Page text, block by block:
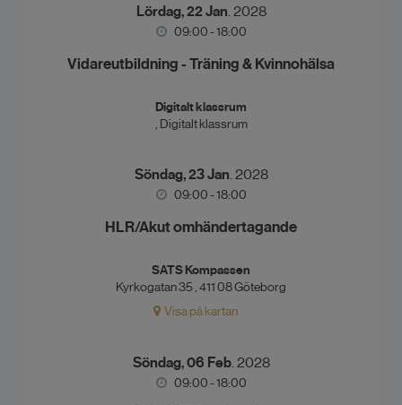
Lördag, 22 Jan. 2028
09:00 - 18:00
Vidareutbildning - Träning & Kvinnohälsa
Digitalt klassrum
, Digitalt klassrum
Söndag, 23 Jan. 2028
09:00 - 18:00
HLR/Akut omhändertagande
SATS Kompassen
Kyrkogatan 35 , 411 08 Göteborg
Visa på kartan
Söndag, 06 Feb. 2028
09:00 - 18:00